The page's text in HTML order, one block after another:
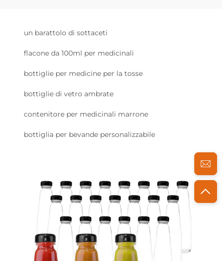
un barattolo di sottaceti
flacone da 100ml per medicinali
bottiglie per medicine per la tosse
bottiglie di vetro ambrate
contenitore per medicinali marrone
bottiglia per bevande personalizzabile